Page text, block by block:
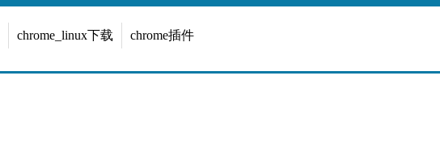
chrome_linux下载 chrome插件